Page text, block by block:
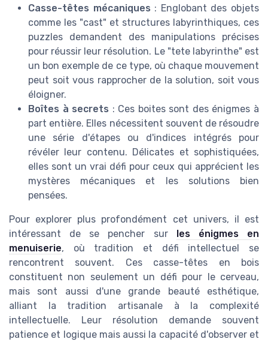
Casse-têtes mécaniques : Englobant des objets
comme les "cast" et structures labyrinthiques, ces
puzzles demandent des manipulations précises
pour réussir leur résolution. Le "tete labyrinthe" est
un bon exemple de ce type, où chaque mouvement
peut soit vous rapprocher de la solution, soit vous
éloigner.
Boîtes à secrets : Ces boites sont des énigmes à
part entière. Elles nécessitent souvent de résoudre
une série d'étapes ou d'indices intégrés pour
révéler leur contenu. Délicates et sophistiquées,
elles sont un vrai défi pour ceux qui apprécient les
mystères mécaniques et les solutions bien
pensées.
Pour explorer plus profondément cet univers, il est
intéressant de se pencher sur les énigmes en
menuiserie, où tradition et défi intellectuel se
rencontrent souvent. Ces casse-têtes en bois
constituent non seulement un défi pour le cerveau,
mais sont aussi d'une grande beauté esthétique,
alliant la tradition artisanale à la complexité
intellectuelle. Leur résolution demande souvent
patience et logique mais aussi la capacité d'observer et